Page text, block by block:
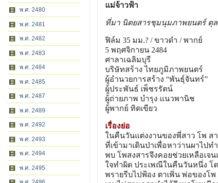
พ.ศ. 2480
พ.ศ. 2481
พ.ศ. 2482
พ.ศ. 2483
พ.ศ. 2484
พ.ศ. 2485
พ.ศ. 2487
พ.ศ. 2489
พ.ศ. 2492
พ.ศ. 2493
พ.ศ. 2494
พ.ศ. 2495
แม่จ้าวฟ้า
ที่มา นิตยสารชุมนุมภาพยนตร์ ตุล
ฟิล์ม 35 มม.? / ขาวดํา / พากย์
5 พฤศจิกายน 2484
ศาลาเฉลิมบุรี
บริษัทสร้าง ไทยภูมิภาพยนตร์
ผู้อํานวยการสร้าง “พันธุ์จันทร์”
ผู้ประพันธ์ เพ็ชรรัตน์
ผู้ถ่ายภาพ บํารุง แนวพานิช
ผู้พากย์ ทิดเขียว
เรื่องย่อ
ในคืนวันแต่งงานของพี่สาว โพ ส
ที่เข้ามาเดินป่าเพื่อหาว่านผาไป
พบ โพสงสารจึงคอยช่วยเหลือเจ
ใจทําผิด ประเพณีในคืนวันหนึ่ง โ
พรายรีบไปฟ้อง ตาเพิ่น พ่อของโ